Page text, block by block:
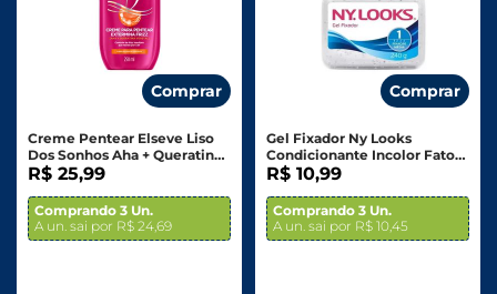
Comprar
Creme Pentear Elseve Liso
Dos Sonhos Aha + Queratina
Vegetal 250ml
R$ 25,99
Comprando 3 Un.
A un. sai por R$ 24,69
Comprar
Gel Fixador Ny Looks
Condicionante Incolor Fator 1
240g
R$ 10,99
Comprando 3 Un.
A un. sai por R$ 10,45